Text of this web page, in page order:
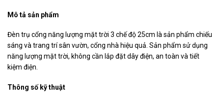
Mô tả sản phẩm
Đèn trụ cổng năng lượng mặt trời 3 chế độ 25cm là sản phẩm chiếu
sáng và trang trí sân vườn, cổng nhà hiệu quả. Sản phẩm sử dụng
năng lượng mặt trời, không cần lắp đặt dây điện, an toàn và tiết
kiệm điện.
Thông số kỹ thuật